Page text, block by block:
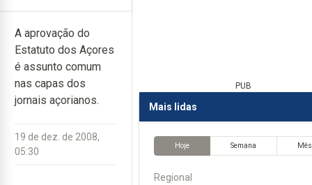
A aprovação do
Estatuto dos Açores
é assunto comum
nas capas dos
jornais açorianos.
19 de dez. de 2008,
05:30
PUB
Mais lidas
Hoje Semana Mês
Regional